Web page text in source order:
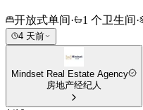
开放式单间· 1 个卫生间·
4 天前
Mindset Real Estate Agency
房地产经纪人